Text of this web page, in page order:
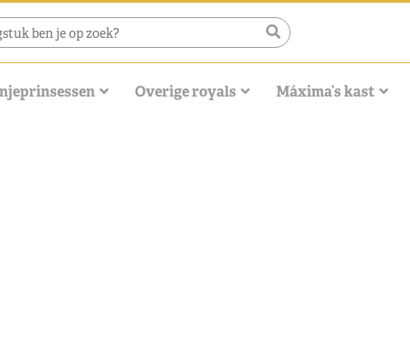
Overige royals Máxima’s kast